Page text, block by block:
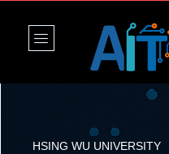
HSING WU UNIVERSITY